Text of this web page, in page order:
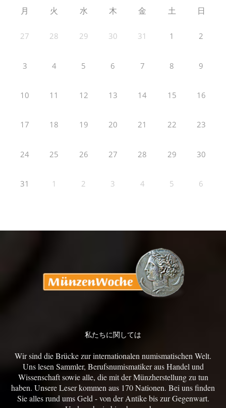
月 火 水 木 金 土 日
27 28 29 30 31 1 2
3 4 5 6 7 8 9
10 11 12 13 14 15 16
17 18 19 20 21 22 23
24 25 26 27 28 29 30
31 1 2 3 4 5 6
私たちに関しては
Wir sind die Brücke zur internationalen numismatischen Welt.
Uns lesen Sammler, Berufsnumismatiker aus Handel und
Wissenschaft sowie alle, die mit der Münzherstellung zu tun
haben. Unsere Leser kommen aus 170 Nationen. Bei uns finden
Sie alles rund ums Geld - von der Antike bis zur Gegenwart.